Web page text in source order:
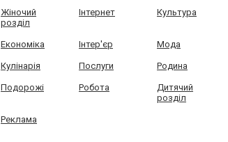
Жіночий
розділ
Інтернет Культура
Економіка Інтер'єр Мода
Кулінарія Послуги Родина
Подорожі Робота
Дитячий
розділ
Реклама